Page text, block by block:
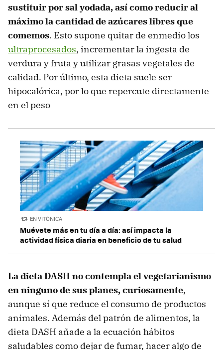
sustituir por sal yodada, así como reducir al
máximo la cantidad de azúcares libres que
comemos. Esto supone quitar de enmedio los
ultraprocesados, incrementar la ingesta de
verdura y fruta y utilizar grasas vegetales de
calidad. Por último, esta dieta suele ser
hipocalórica, por lo que repercute directamente
en el peso
EN VITÓNICA
Muévete más en tu día a día: así impacta la
actividad física diaria en beneficio de tu salud
La dieta DASH no contempla el vegetarianismo
en ninguno de sus planes, curiosamente,
aunque sí que reduce el consumo de productos
animales. Además del patrón de alimentos, la
dieta DASH añade a la ecuación hábitos
saludables como dejar de fumar, hacer algo de